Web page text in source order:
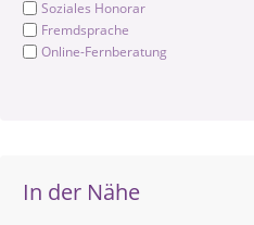
Soziales Honorar
Fremdsprache
Online-Fernberatung
In der Nähe